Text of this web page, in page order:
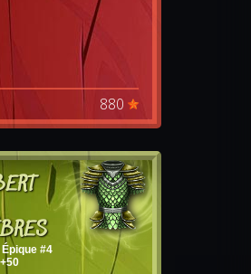
880
#4